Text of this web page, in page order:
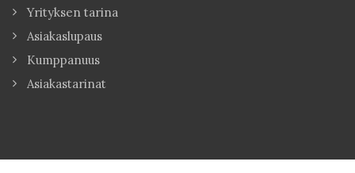
Yrityksen tarina
Asiakaslupaus
Kumppanuus
Asiakastarinat